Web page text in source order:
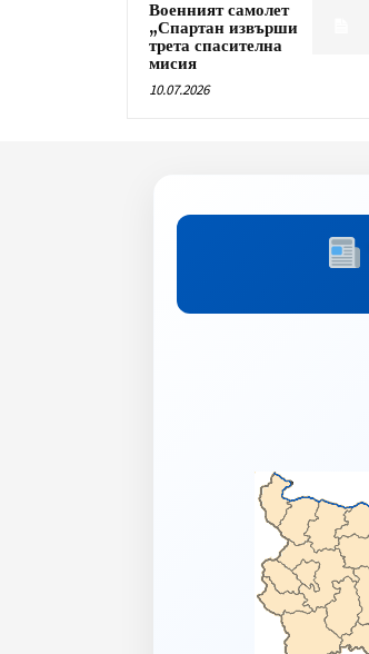
Военният самолет
„Спартан извърши
трета спасителна
мисия
10.07.2026